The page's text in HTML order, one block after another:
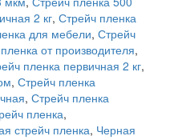
2 кг, Стрейч пленка
для мебели, Стрейч
от производителя,
пленка первичная 2 кг,
, Стрейч пленка
, Стрейч пленка
пленка,
стрейч пленка, Черная